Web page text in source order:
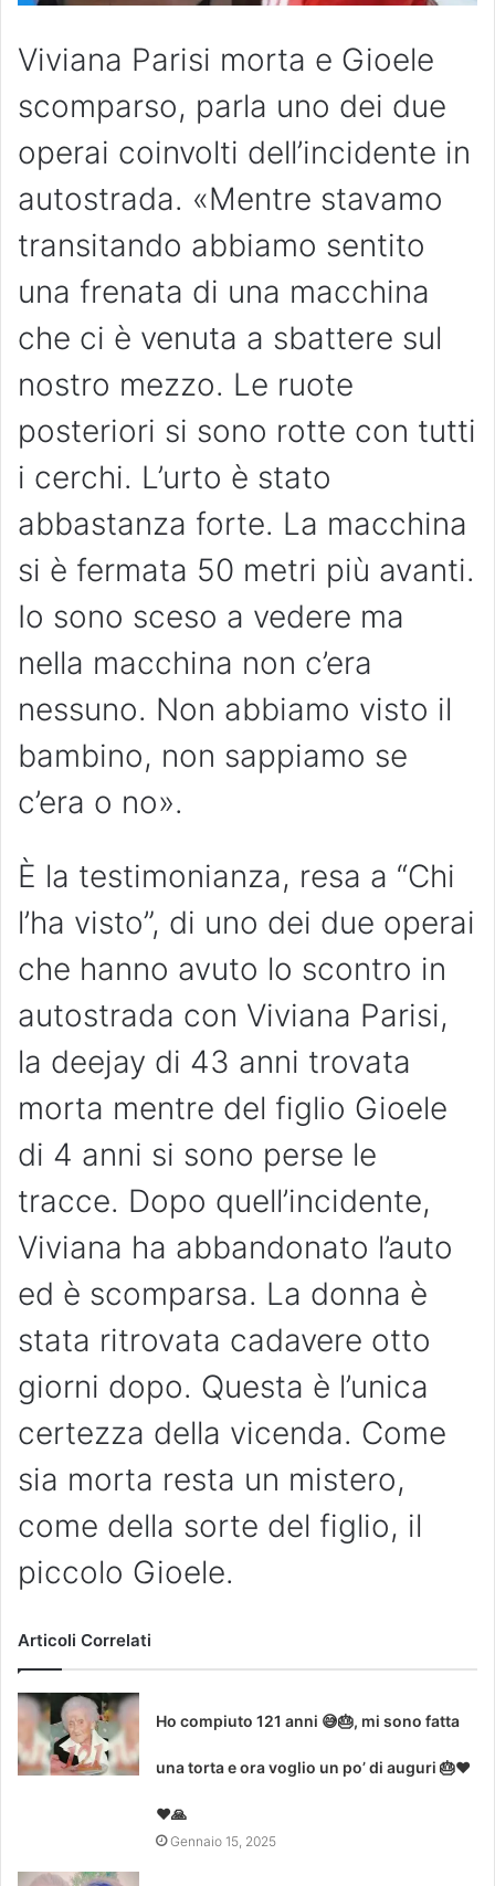
Viviana Parisi morta e Gioele
scomparso, parla uno dei due
operai coinvolti dell’incidente in
autostrada. «Mentre stavamo
transitando abbiamo sentito
una frenata di una macchina
che ci è venuta a sbattere sul
nostro mezzo. Le ruote
posteriori si sono rotte con tutti
i cerchi. L’urto è stato
abbastanza forte. La macchina
si è fermata 50 metri più avanti.
Io sono sceso a vedere ma
nella macchina non c’era
nessuno. Non abbiamo visto il
bambino, non sappiamo se
c’era o no».
È la testimonianza, resa a “Chi
l’ha visto”, di uno dei due operai
che hanno avuto lo scontro in
autostrada con Viviana Parisi,
la deejay di 43 anni trovata
morta mentre del figlio Gioele
di 4 anni si sono perse le
tracce. Dopo quell’incidente,
Viviana ha abbandonato l’auto
ed è scomparsa. La donna è
stata ritrovata cadavere otto
giorni dopo. Questa è l’unica
certezza della vicenda. Come
sia morta resta un mistero,
come della sorte del figlio, il
piccolo Gioele.
Articoli Correlati
Ho compiuto 121 anni 😅🎂, mi sono fatta
una torta e ora voglio un po’ di auguri 🎂❤
❤🙏
Gennaio 15, 2025